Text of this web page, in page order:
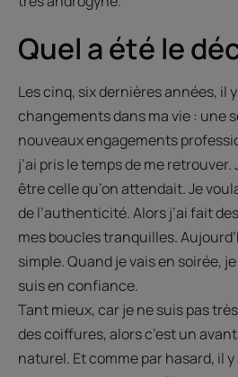
Quel a été le
Les cinq, six dernières années, il
changements dans ma vie : une
nouveaux engagements
j’ai pris le temps de me retrouver.
être celle qu’on attendait. Je
de l’authenticité. Alors j’ai fait
mes boucles tranquilles.
simple. Quand je vais en soirée,
suis en confiance.
Tant mieux, car je ne suis pas
des coiffures, alors c’est un
naturel. Et comme par hasard, il